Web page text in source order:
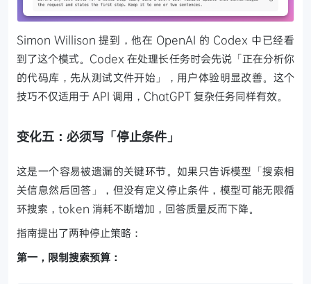
Simon Willison 提到，他在 OpenAI 的 Codex 中已经看
到了这个模式。Codex 在处理长任务时会先说「正在分析你
的代码库，先从测试文件开始」，用户体验明显改善。这个
技巧不仅适用于 API 调用，ChatGPT 复杂任务同样有效。
变化五：必须写「停止条件」
这是一个容易被遗漏的关键环节。如果只告诉模型「搜索相
关信息然后回答」，但没有定义停止条件，模型可能无限循
环搜索，token 消耗不断增加，回答质量反而下降。
指南提出了两种停止策略：
第一，限制搜索预算：